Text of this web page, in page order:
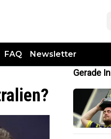
FAQ Newsletter
Gerade In